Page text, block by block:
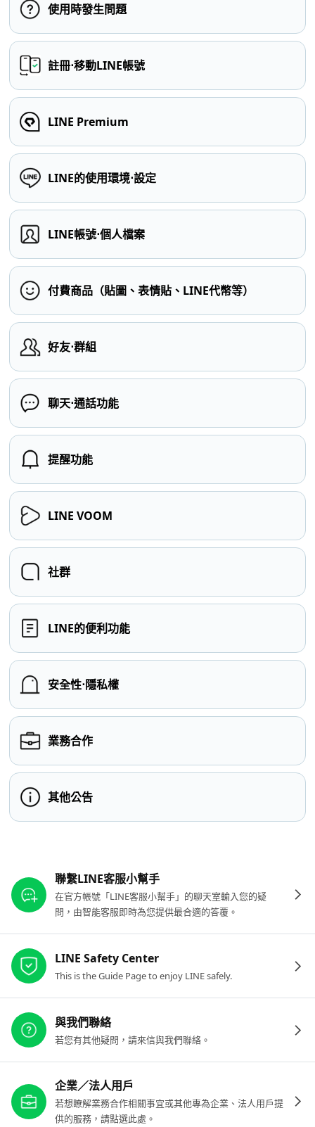
使用時發生問題
註冊⋅移動LINE帳號
LINE Premium
LINE的使用環境⋅設定
LINE帳號⋅個人檔案
付費商品（貼圖、表情貼、LINE代幣等）
好友⋅群組
聊天⋅通話功能
提醒功能
LINE VOOM
社群
LINE的便利功能
安全性⋅隱私權
業務合作
其他公告
聯繫LINE客服小幫手
在官方帳號「LINE客服小幫手」的聊天室輸入您的疑
問，由智能客服即時為您提供最合適的答覆。
LINE Safety Center
This is the Guide Page to enjoy LINE safely.
與我們聯絡
若您有其他疑問，請來信與我們聯絡。
企業／法人用戶
若想瞭解業務合作相關事宜或其他專為企業、法人用戶提
供的服務，請點選此處。